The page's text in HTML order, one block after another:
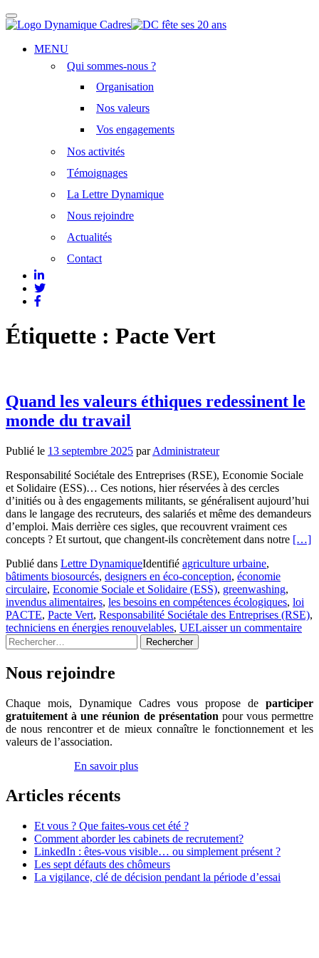
Afficher/masquer
la
Aller
MENU
Qui sommes-nous ?
Organisation
Nos valeurs
Vos engagements
Nos activités
Témoignages
La Lettre Dynamique
Nous rejoindre
Actualités
Contact
Étiquette : Pacte Vert
Quand les valeurs éthiques redessinent le
monde du travail
Publié le 13 septembre 2025 parAdministrateur
Responsabilité Sociétale des Entreprises (RSE), Economie Sociale
et Solidaire (ESS)… Ces notions, hier réservées à des cercles
d’initiés ou à des engagements militants, se généralisent aujourd’hui
dans le langage des recruteurs, des salariés et même des demandeurs
d’emploi. Mais derrière ces sigles, que recouvrent vraiment ces
concepts ? Et surtout, que changent-ils concrètement dans notre En
[…]
Publié dans Lettre DynamiqueIdentifié agriculture urbaine,
bâtiments biosourcés, designers en éco-conception, économie
circulaire, Economie Sociale et Solidaire (ESS), greenwashing,
invendus alimentaires, les besoins en compétences écologiques, loi
PACTE, Pacte Vert, Responsabilité Sociétale des Entreprises (RSE),
techniciens en énergies renouvelables, UELaisser un commentaire
Rechercher :
Nous rejoindre
Chaque mois, Dynamique Cadres vous propose de participer
gratuitement à une réunion de présentation pour vous permettre
de nous rencontrer et de mieux connaître le fonctionnement et les
valeurs de l’association.
En savoir plus
Articles récents
Et vous ? Que faites-vous cet été ?
Comment aborder les cabinets de recrutement?
LinkedIn : êtes-vous visible… ou simplement présent ?
Les sept défauts des chômeurs
La vigilance, clé de décision pendant la période d’essai